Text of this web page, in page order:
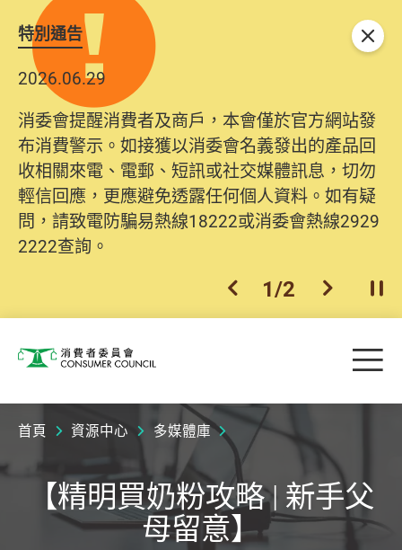
特別通告
2026.06.29
消委會提醒消費者及商戶，本會僅於官方網站發
布消費警示。如接獲以消委會名義發出的產品回
收相關來電、電郵、短訊或社交媒體訊息，切勿
輕信回應，更應避免透露任何個人資料。如有疑
問，請致電防騙易熱線18222或消委會熱線2929
2222查詢。
上一個
1/2 下一個開
關閉
消費者委員會 目
首頁 資源中心 多媒體庫
【精明買奶粉攻略 | 新手父
母留意】